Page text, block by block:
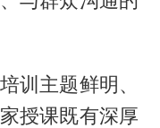
训主题鲜明、
授课既有深厚